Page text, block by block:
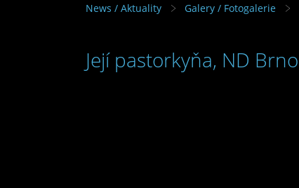
News / Aktuality Galery / Fotogalerie
Její pastorkyňa, ND Brno